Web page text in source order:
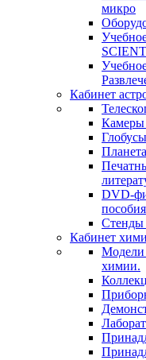
микро
Кабинет
Камеры
DVD-
пособия
Стенды
Кабинет
Модели
химии.